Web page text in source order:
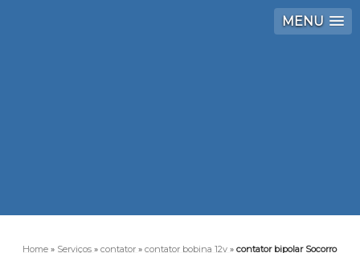
MENU
Home » Serviços»contator»contator bobina 12v»contator bipolar Socorro